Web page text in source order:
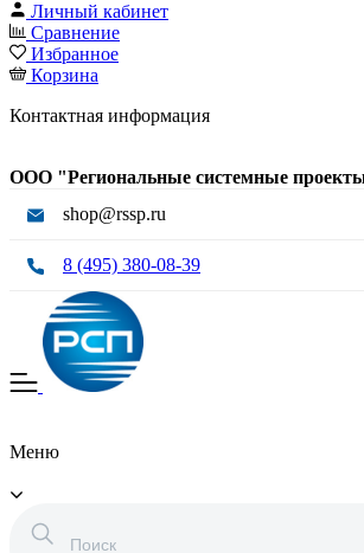
Личный кабинет
Сравнение
Избранное
Корзина
Контактная информация
ООО "Региональные системные
shop@rssp.ru
8 (495) 380-08-39
Меню